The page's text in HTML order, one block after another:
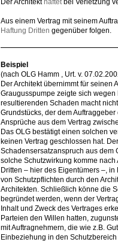
Der Architekt haftetbei Verletzung
Aus einem Vertrag mit seinem
Haftung Dritten gegenüber folgen.
Beispiel
(nach OLG Hamm , Urt. v.
Der Architekt übernimmt für
Graugusspumpe zeigte sich
resultierenden Schaden macht
Grundstücks, der dem
Ansprüche aus dem Vertrag
Das OLG bestätigt einen solchen
keinen Vertrag geschlossen hat.
Schadensersatzanspruch aus dem
solche Schutzwirkung komme
Dritten – hier des Eigentümers –,
von Schutzpflichten durch den
Architekten. Schließlich könne die
begründet werden, wenn der
Inhalt und Zweck des Vertrages
Parteien den Willen hatten,
mit Auftragnehmern, die wie z.B.
Einbeziehung in den